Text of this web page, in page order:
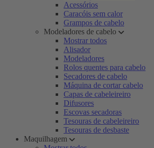
Acessórios
Caracóis sem calor
Grampos de cabelo
Modeladores de cabelo
Mostrar todos
Alisador
Modeladores
Rolos quentes para cabelo
Secadores de cabelo
Máquina de cortar cabelo
Capas de cabeleireiro
Difusores
Escovas secadoras
Tesouras de cabeleireiro
Tesouras de desbaste
Maquilhagem